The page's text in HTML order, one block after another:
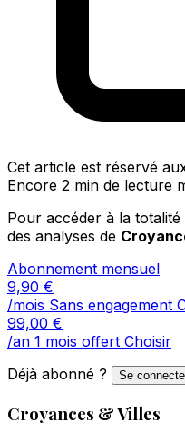
Cet article est réservé
Encore 2 min de lecture
Pour accéder à la
des analyses de
Abonnement mensuel
9,90 €
/mois Sans engagement
99,00 €
/an 1 mois offert Choisir
Déjà abonné ?
Se
Croyances & Villes